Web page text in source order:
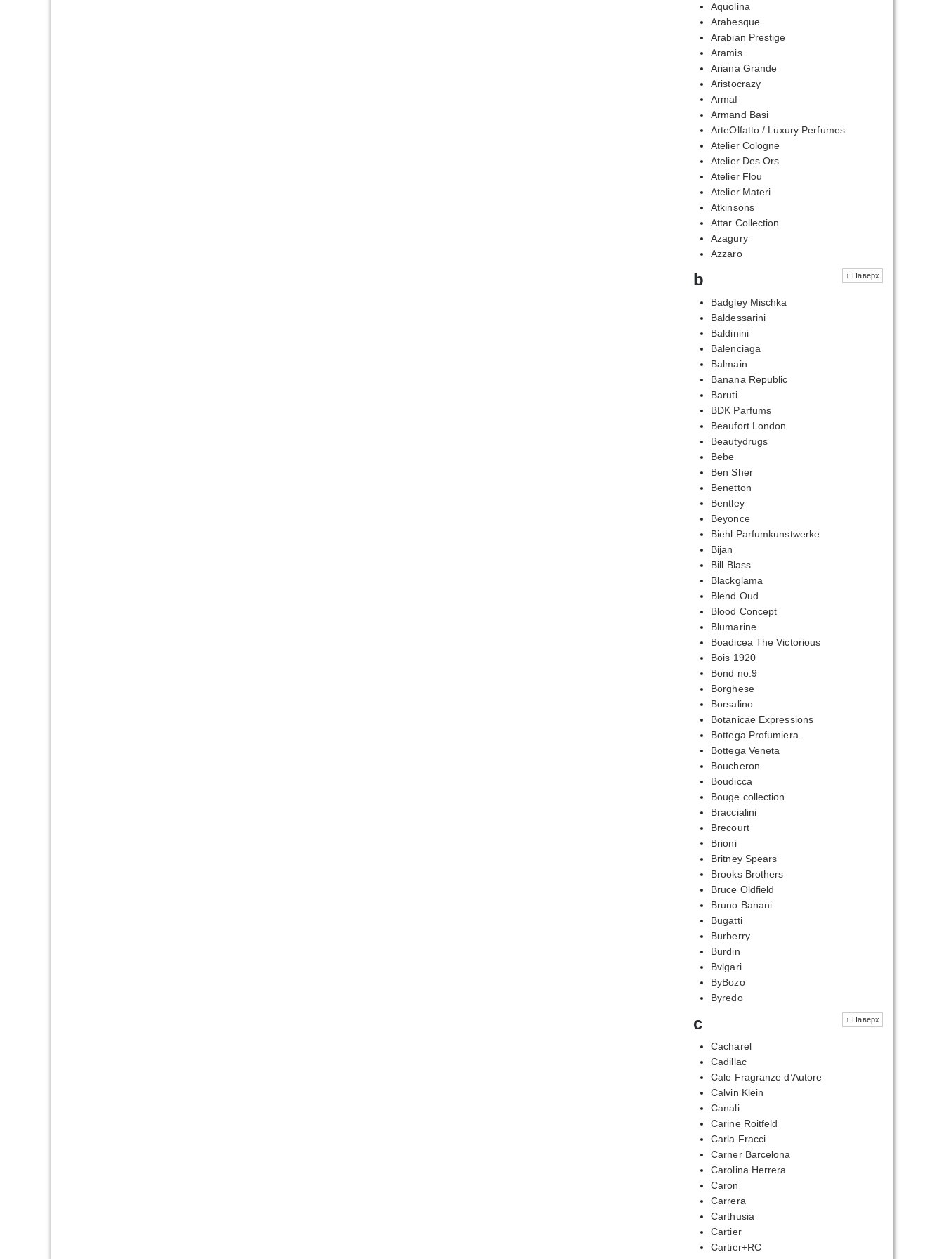
Aquolina
Arabesque
Arabian Prestige
Aramis
Ariana Grande
Aristocrazy
Armaf
Armand Basi
ArteOlfatto / Luxury Perfumes
Atelier Cologne
Atelier Des Ors
Atelier Flou
Atelier Materi
Atkinsons
Attar Collection
Azagury
Azzaro
↑ Наверх
b
Badgley Mischka
Baldessarini
Baldinini
Balenciaga
Balmain
Banana Republic
Baruti
BDK Parfums
Beaufort London
Beautydrugs
Bebe
Ben Sher
Benetton
Bentley
Beyonce
Biehl Parfumkunstwerke
Bijan
Bill Blass
Blackglama
Blend Oud
Blood Concept
Blumarine
Boadicea The Victorious
Bois 1920
Bond no.9
Borghese
Borsalino
Botanicae Expressions
Bottega Profumiera
Bottega Veneta
Boucheron
Boudicca
Bouge collection
Braccialini
Brecourt
Brioni
Britney Spears
Brooks Brothers
Bruce Oldfield
Bruno Banani
Bugatti
Burberry
Burdin
Bvlgari
ByBozo
Byredo
↑ Наверх
c
Cacharel
Cadillac
Cale Fragranze d’Autore
Calvin Klein
Canali
Carine Roitfeld
Carla Fracci
Carner Barcelona
Carolina Herrera
Caron
Carrera
Carthusia
Cartier
Cartier+RC